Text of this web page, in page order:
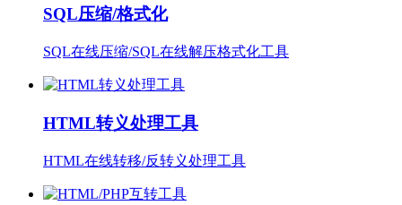
SQL压缩/格式化
SQL在线压缩/SQL在线解压格式化工具
HTML转义处理工具
HTML在线转移/反转义处理工具